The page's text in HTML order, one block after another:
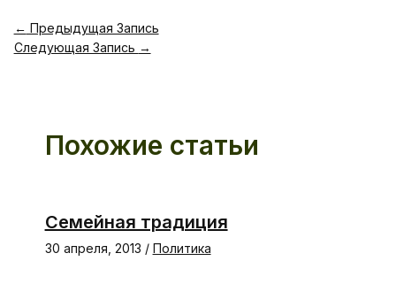
← Предыдущая Запись
Следующая Запись →
Похожие статьи
Семейная традиция
30 апреля, 2013 / Политика